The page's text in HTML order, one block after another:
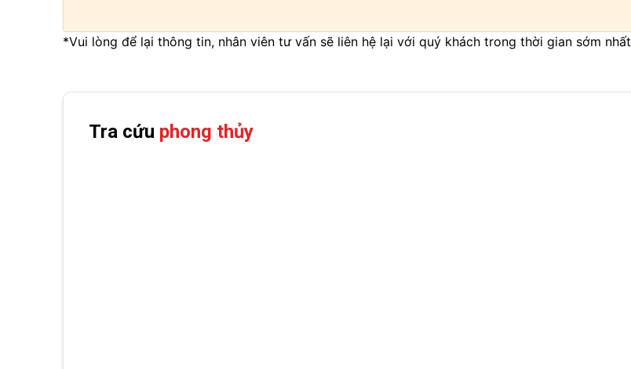
*Vui lòng để lại thông tin, nhân viên tư vấn sẽ liên hệ lại với quý khách trong thời gian sớm nhất
Tra cứu phong thủy